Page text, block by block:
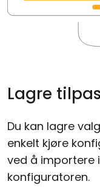
Lagre
Du kan lagre
enkelt kjøre
ved å importere
konfiguratoren.